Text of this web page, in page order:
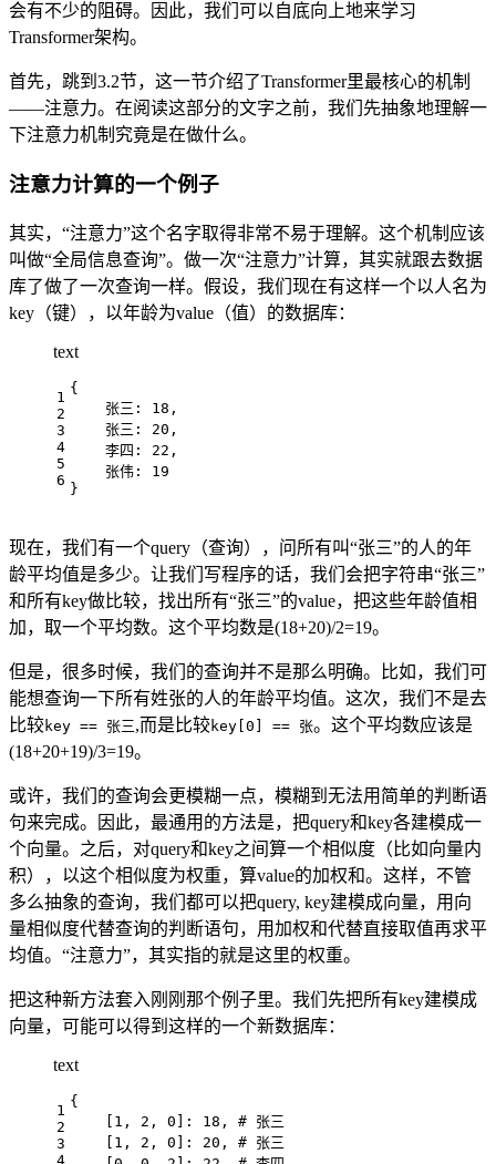
会有不少的阻碍。因此，我们可以自底向上地来学习
Transformer架构。
首先，跳到3.2节，这一节介绍了Transformer里最核心的机制
——注意力。在阅读这部分的文字之前，我们先抽象地理解一
下注意力机制究竟是在做什么。
注意力计算的一个例子
其实，“注意力”这个名字取得非常不易于理解。这个机制应该
叫做“全局信息查询”。做一次“注意力”计算，其实就跟去数据
库了做了一次查询一样。假设，我们现在有这样一个以人名为
key（键），以年龄为value（值）的数据库：
text
1
2
3
4
5
6
{
    张三: 18,
    张三: 20,
    李四: 22,
    张伟: 19
}
现在，我们有一个query（查询），问所有叫“张三”的人的年
龄平均值是多少。让我们写程序的话，我们会把字符串“张三”
和所有key做比较，找出所有“张三”的value，把这些年龄值相
加，取一个平均数。这个平均数是(18+20)/2=19。
但是，很多时候，我们的查询并不是那么明确。比如，我们可
能想查询一下所有姓张的人的年龄平均值。这次，我们不是去
比较key == 张三,而是比较key[0] == 张。这个平均数应该是
(18+20+19)/3=19。
或许，我们的查询会更模糊一点，模糊到无法用简单的判断语
句来完成。因此，最通用的方法是，把query和key各建模成一
个向量。之后，对query和key之间算一个相似度（比如向量内
积），以这个相似度为权重，算value的加权和。这样，不管
多么抽象的查询，我们都可以把query, key建模成向量，用向
量相似度代替查询的判断语句，用加权和代替直接取值再求平
均值。“注意力”，其实指的就是这里的权重。
把这种新方法套入刚刚那个例子里。我们先把所有key建模成
向量，可能可以得到这样的一个新数据库：
text
1
2
3
4
{
    [1, 2, 0]: 18, # 张三
    [1, 2, 0]: 20, # 张三